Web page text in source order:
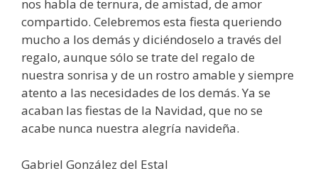
nos habla de ternura, de amistad, de amor
compartido. Celebremos esta fiesta queriendo
mucho a los demás y diciéndoselo a través del
regalo, aunque sólo se trate del regalo de
nuestra sonrisa y de un rostro amable y siempre
atento a las necesidades de los demás. Ya se
acaban las fiestas de la Navidad, que no se
acabe nunca nuestra alegría navideña.
Gabriel González del Estal